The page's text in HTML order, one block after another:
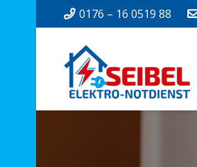
0176 – 16 0519 88